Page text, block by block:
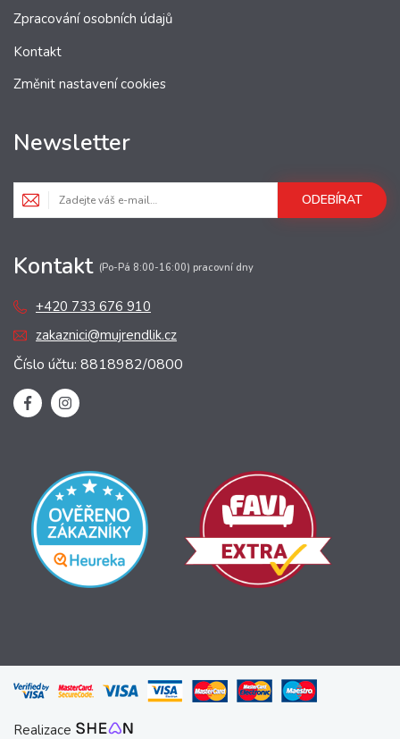
Zpracování osobních údajů
Kontakt
Změnit nastavení cookies
Newsletter
ODEBÍRAT
Kontakt (Po-Pá 8:00-16:00) pracovní dny
+420 733 676 910
zakaznici@mujrendlik.cz
Číslo účtu: 8818982/0800
Realizace